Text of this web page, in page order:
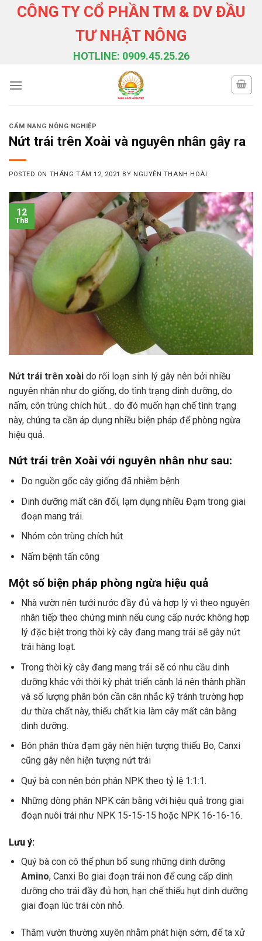
SkipCÔNG TY CỔ PHẦN TM & DV ĐẦU
TƯ NHẬT NÔNG
HOTLINE: 0909.45.25.26
CẨM NANG NÔNG NGHIỆP
Nứt trái trên Xoài và nguyên nhân gây ra
POSTED ON THÁNG TÁM 12, 2021 BY NGUYỄN THANH HOÀI
12
Th8
Nứt trái trên xoài do rối loạn sinh lý gây nên bởi nhiều
nguyên nhân như do giống, do tình trạng dinh dưỡng, do
nấm, côn trùng chích hút… do đó muốn hạn chế tình trạng
này, chúng ta cần áp dụng nhiều biện pháp để phòng ngừa
hiệu quả.
Nứt trái trên Xoài với nguyên nhân như sau:
Do nguồn gốc cây giống đã nhiễm bệnh
Dinh dưỡng mất cân đối, lạm dụng nhiều Đạm trong giai
đoạn mang trái.
Nhóm côn trùng chích hút
Nấm bệnh tấn công
Một số biện pháp phòng ngừa hiệu quả
Nhà vườn nên tưới nước đầy đủ và hợp lý vì theo nguyên
nhân tiếp theo chứng minh nếu cung cấp nước không hợp
lý đặc biệt trong thời kỳ cây đang mang trái sẽ gây nứt
trái hàng loạt.
Trong thời kỳ cây đang mang trái sẽ có nhu cầu dinh
dưỡng khác với thời kỳ phát triển cành lá nên thành phần
và số lượng phân bón cần cân nhắc kỹ tránh trường hợp
dư thừa chất này, thiếu chất kia làm cây mất cân bằng
dinh dưỡng.
Bón phân thừa đạm gây nên hiện tượng thiếu Bo, Canxi
cũng gây nên hiện tượng nứt trái
Quý bà con nên bón phân NPK theo tỷ lệ 1:1:1.
Những dòng phân NPK cân bằng với hiệu quả trong giai
đoạn nuôi trái như NPK 15-15-15 hoặcNPK 16-16-16.
Lưu ý:
Quý bà con có thể phun bổ sung những dinh dưỡng
Amino, Canxi Bo giai đoạn trái non để cung cấp dinh
dưỡng cho trái đầy đủ hơn, hạn chế thiếu hụt dinh dưỡng
giai đoạn lúc trái còn nhỏ.
Thăm vườn thường xuyên nhằm phát hiện sớm, để ta xử